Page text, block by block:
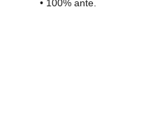
• 100% ante.